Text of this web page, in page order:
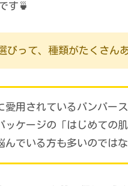
す🍵
びって、種類がたくさん
愛用されているパンパー
ッケージの「はじめての
んでいる方も多いのでは